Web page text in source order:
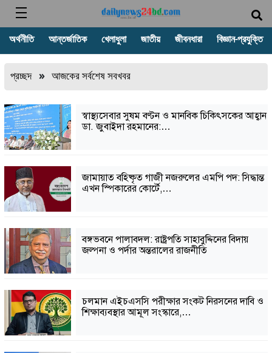
অর্থনীতি আন্তর্জাতিক খেলাধুলা জাতীয় জীবনধারা বিজ্ঞান-প্রযুক্তি
প্রচ্ছদ » আজকের সর্বশেষ সবখবর
স্বাস্থ্যসেবার সুষম বণ্টন ও মানবিক চিকিৎসকের আহ্বান
ডা. জুবাইদা রহমানের:…
জামায়াত বহিষ্কৃত গাজী নজরুলের এমপি পদ: সিদ্ধান্ত
এখন স্পিকারের কোর্টে,…
বঙ্গভবনে পালাবদল: রাষ্ট্রপতি সাহাবুদ্দিনের বিদায়
জল্পনা ও পর্দার অন্তরালের রাজনীতি
চলমান এইচএসসি পরীক্ষার সংকট নিরসনের দাবি ও
শিক্ষাব্যবস্থার আমূল সংস্কারে,…